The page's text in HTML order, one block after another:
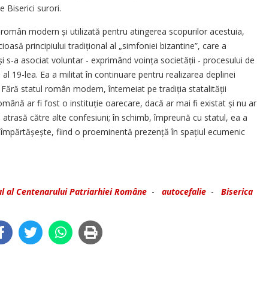
Biserici surori.
modern și uti­lizată pentru atingerea scopurilor acestuia,
principiului tradițional al „simfoniei bizantine”, care a
s-a asociat voluntar - exprimând voința socie­tății - procesului de
19-lea. Ea a militat în continuare pentru realizarea deplinei
statul român modern, înteme­iat pe tradiția statalității
ar fi fost o instituție oarecare, dacă ar mai fi existat și nu ar
către alte confesiuni; în schimb, împreună cu statul, ea a
fiind o proe­minentă prezență în spa­țiul ecumenic
al Centenarului Patriarhiei Române - autocefalie - Biserica